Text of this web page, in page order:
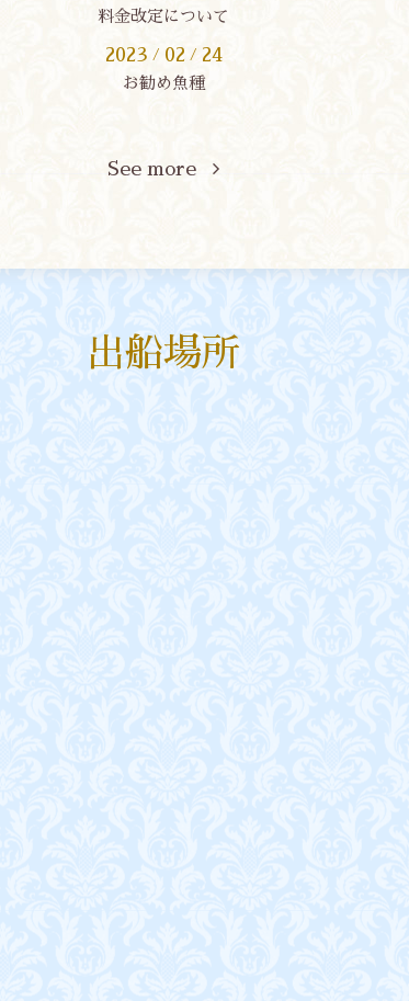
料金改定について
2023 / 02 / 24
お勧め魚種
See more
出船場所